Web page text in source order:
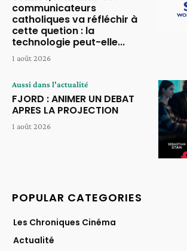
communicateurs
catholiques va réfléchir à
cette quetion : la
technologie peut-elle...
1 août 2026
Aussi dans l'actualité
FJORD : ANIMER UN DEBAT
APRES LA PROJECTION
1 août 2026
POPULAR CATEGORIES
Les Chroniques Cinéma
Actualité